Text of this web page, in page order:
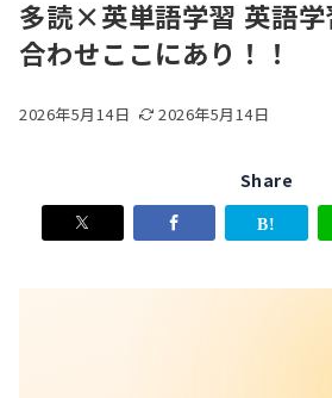
多読×英単語学習 英語学
合わせここにあり！！
2026年5月14日 2026年5月14日
Share